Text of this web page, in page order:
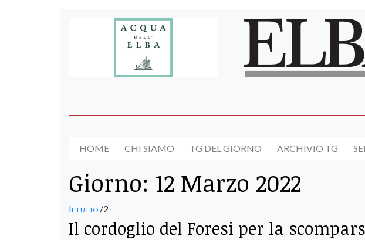
HOME CHI SIAMO TG DEL GIORNO ARCHIVIO TG
Giorno: 12 Marzo 2022
Il lutto /2
Il cordoglio del Foresi per la